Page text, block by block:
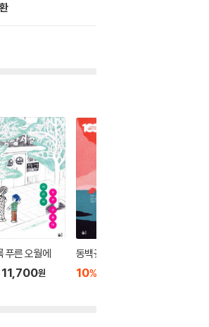
푸른 오월에
11,700원
동백꽃, 울다
10%